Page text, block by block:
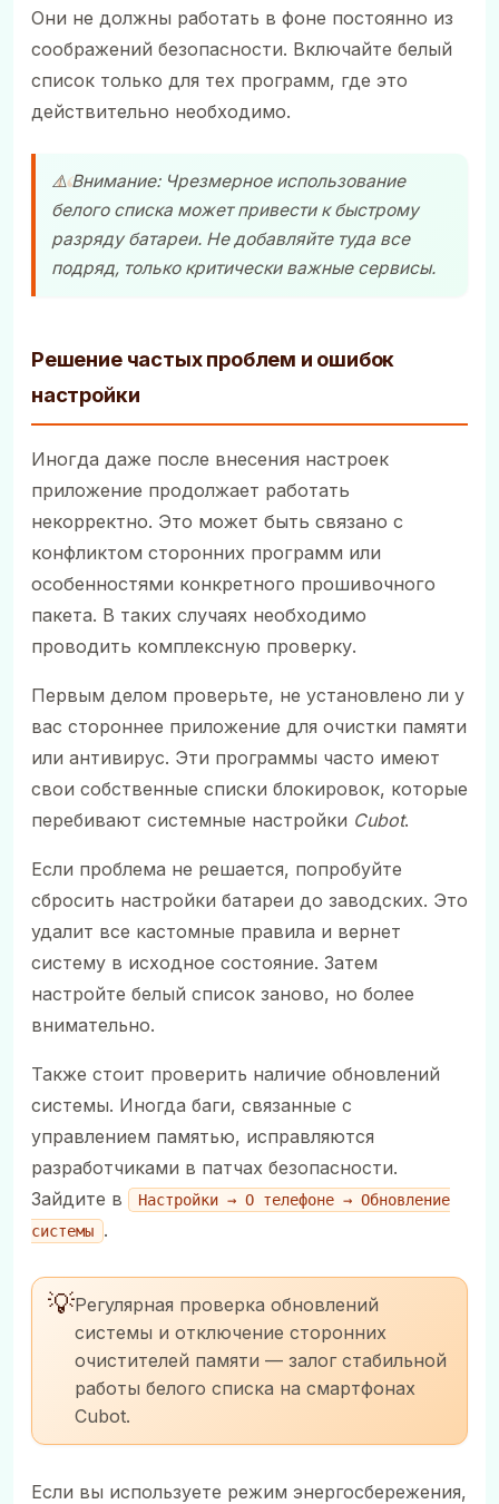
Они не должны работать в фоне постоянно из
соображений безопасности. Включайте белый
список только для тех программ, где это
действительно необходимо.
⚠️ Внимание: Чрезмерное использование
белого списка может привести к быстрому
разряду батареи. Не добавляйте туда все
подряд, только критически важные сервисы.
Решение частых проблем и ошибок
настройки
Иногда даже после внесения настроек
приложение продолжает работать
некорректно. Это может быть связано с
конфликтом сторонних программ или
особенностями конкретного прошивочного
пакета. В таких случаях необходимо
проводить комплексную проверку.
Первым делом проверьте, не установлено ли у
вас стороннее приложение для очистки памяти
или антивирус. Эти программы часто имеют
свои собственные списки блокировок, которые
перебивают системные настройки Cubot.
Если проблема не решается, попробуйте
сбросить настройки батареи до заводских. Это
удалит все кастомные правила и вернет
систему в исходное состояние. Затем
настройте белый список заново, но более
внимательно.
Также стоит проверить наличие обновлений
системы. Иногда баги, связанные с
управлением памятью, исправляются
разработчиками в патчах безопасности.
Зайдите в
Настройки → О телефоне → Обновление
системы
.
💡Регулярная проверка обновлений
системы и отключение сторонних
очистителей памяти — залог стабильной
работы белого списка на смартфонах
Cubot.
Если вы используете режим энергосбережения,